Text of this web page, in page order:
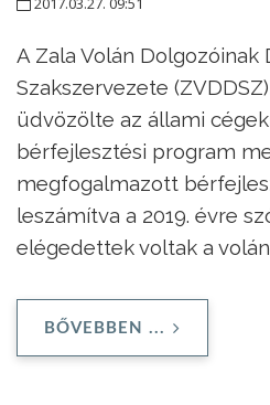
A Zala Volán Dolgozóinak
Szakszervezete
üdvözölte az állami
bérfejlesztési program
megfogalmazott
leszámítva a 2019. évre
elégedettek voltak a
BŐVEBBEN ...